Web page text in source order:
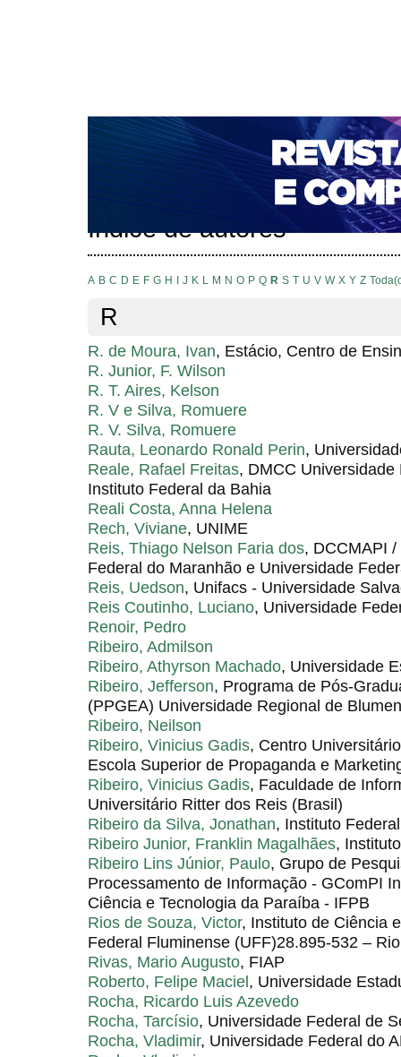
CAPA SOBRE ACESSO CADASTRO
NOTÍCIAS
PORTAL DE REVISTAS DA UNIFACS
PARA AVALIADORES
NOVA SUBMISSÃO
Índice de autores
Índice de autores
A B C D E F G H J K L M N O P Q R S T U V W X Y Z
R
R. de Moura, Ivan, Estácio, Centro de
R. Junior, F. Wilson
R. T. Aires, Kelson
R. V e Silva, Romuere
R. V. Silva, Romuere
Rauta, Leonardo Ronald Perin,
Reale, Rafael Freitas, DMCC
Instituto Federal da Bahia
Reali Costa, Anna Helena
Rech, Viviane, UNIME
Reis, Thiago Nelson Faria dos, DCCMAPI
Federal do Maranhão e Universidade
Reis, Uedson, Unifacs - Universidade
Reis Coutinho, Luciano, Universidade
Renoir, Pedro
Ribeiro, Admilson
Ribeiro, Athyrson Machado, Universidade
Ribeiro, Jefferson, Programa de Pós-
(PPGEA) Universidade Regional de
Ribeiro, Neilson
Ribeiro, Vinicius Gadis, Centro
Escola Superior de Propaganda e
Ribeiro, Vinicius Gadis, Faculdade de
Universitário Ritter dos Reis (Brasil)
Ribeiro da Silva, Jonathan, Instituto
Ribeiro Junior, Franklin Magalhães,
Ribeiro Lins Júnior, Paulo, Grupo de
Processamento de Informação - GComPI
Ciência e Tecnologia da Paraíba - IFPB
Rios de Souza, Victor, Instituto de Ciência
Federal Fluminense (UFF)28.895-532 –
Rivas, Mario Augusto, FIAP
Roberto, Felipe Maciel, Universidade
Rocha, Ricardo Luis Azevedo
Rocha, Tarcísio, Universidade Federal de
Rocha, Vladimir, Universidade Federal do